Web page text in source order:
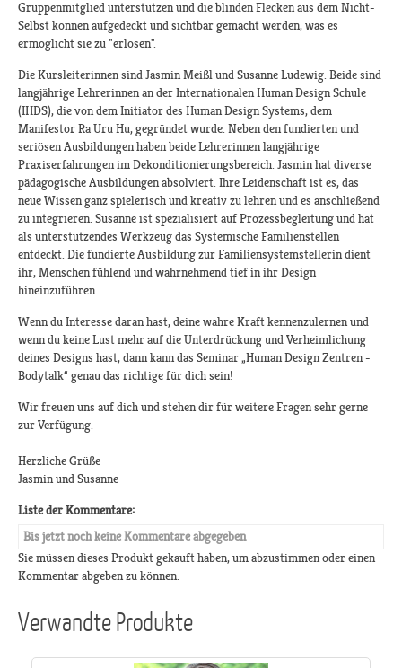
Gruppenmitglied unterstützen und die blinden Flecken aus dem Nicht-
Selbst können aufgedeckt und sichtbar gemacht werden, was es
ermöglicht sie zu "erlösen".
Die Kursleiterinnen sind Jasmin Meißl und Susanne Ludewig. Beide sind
langjährige Lehrerinnen an der Internationalen Human Design Schule
(IHDS), die von dem Initiator des Human Design Systems, dem
Manifestor Ra Uru Hu, gegründet wurde. Neben den fundierten und
seriösen Ausbildungen haben beide Lehrerinnen langjährige
Praxiserfahrungen im Dekonditionierungsbereich. Jasmin hat diverse
pädagogische Ausbildungen absolviert. Ihre Leidenschaft ist es, das
neue Wissen ganz spielerisch und kreativ zu lehren und es anschließend
zu integrieren. Susanne ist spezialisiert auf Prozessbegleitung und hat
als unterstützendes Werkzeug das Systemische Familienstellen
entdeckt. Die fundierte Ausbildung zur Familiensystemstellerin dient
ihr, Menschen fühlend und wahrnehmend tief in ihr Design
hineinzuführen.
Wenn du Interesse daran hast, deine wahre Kraft kennenzulernen und
wenn du keine Lust mehr auf die Unterdrückung und Verheimlichung
deines Designs hast, dann kann das Seminar „Human Design Zentren -
Bodytalk“ genau das richtige für dich sein!
Wir freuen uns auf dich und stehen dir für weitere Fragen sehr gerne
zur Verfügung.
Herzliche Grüße
Jasmin und Susanne
Liste der Kommentare:
Bis jetzt noch keine Kommentare abgegeben
Sie müssen dieses Produkt gekauft haben, um abzustimmen oder einen
Kommentar abgeben zu können.
Verwandte Produkte